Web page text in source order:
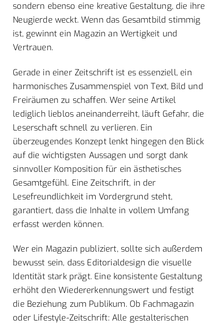
sondern ebenso eine kreative Gestaltung, die ihre
Neugierde weckt. Wenn das Gesamtbild stimmig
ist, gewinnt ein Magazin an Wertigkeit und
Vertrauen.
Gerade in einer Zeitschrift ist es essenziell, ein
harmonisches Zusammenspiel von Text, Bild und
Freiräumen zu schaffen. Wer seine Artikel
lediglich lieblos aneinanderreiht, läuft Gefahr, die
Leserschaft schnell zu verlieren. Ein
überzeugendes Konzept lenkt hingegen den Blick
auf die wichtigsten Aussagen und sorgt dank
sinnvoller Komposition für ein ästhetisches
Gesamtgefühl. Eine Zeitschrift, in der
Lesefreundlichkeit im Vordergrund steht,
garantiert, dass die Inhalte in vollem Umfang
erfasst werden können.
Wer ein Magazin publiziert, sollte sich außerdem
bewusst sein, dass Editorialdesign die visuelle
Identität stark prägt. Eine konsistente Gestaltung
erhöht den Wiedererkennungswert und festigt
die Beziehung zum Publikum. Ob Fachmagazin
oder Lifestyle-Zeitschrift: Alle gestalterischen